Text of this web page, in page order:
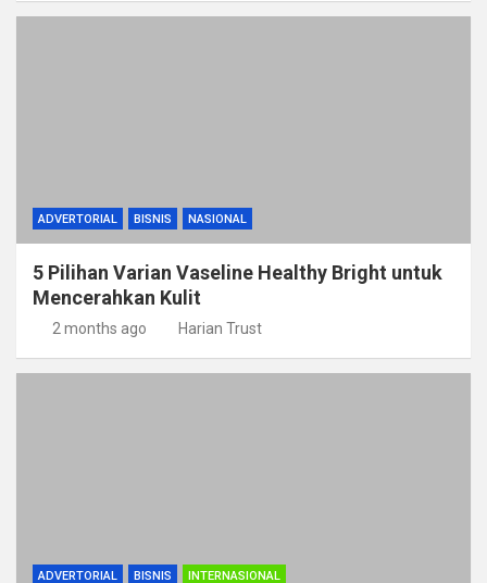
ADVERTORIAL BISNIS NASIONAL
5 Pilihan Varian Vaseline Healthy Bright untuk
Mencerahkan Kulit
2 months ago Harian Trust
ADVERTORIAL BISNIS INTERNASIONAL